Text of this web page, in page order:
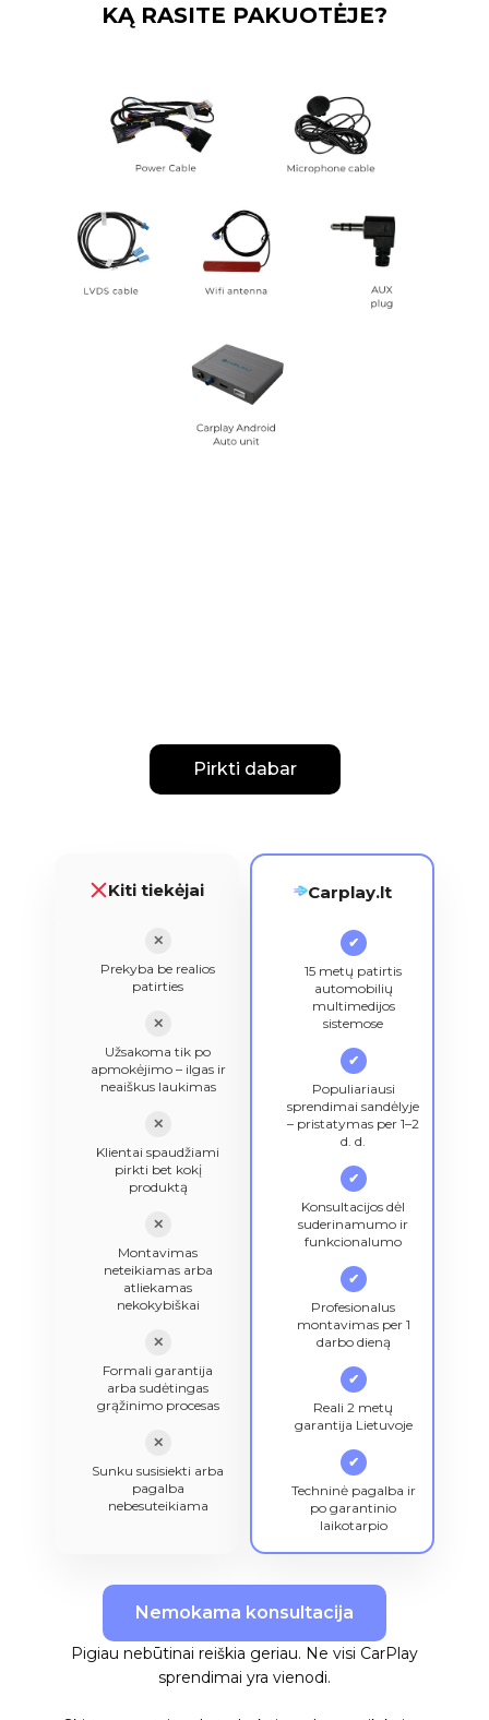
KĄ RASITE PAKUOTĖJE?
Pirkti dabar
Kiti tiekėjai
✕
Prekyba be realios
patirties
✕
Užsakoma tik po
apmokėjimo – ilgas ir
neaiškus laukimas
✕
Klientai spaudžiami
pirkti bet kokį
produktą
✕
Montavimas
neteikiamas arba
atliekamas
nekokybiškai
✕
Formali garantija
arba sudėtingas
grąžinimo procesas
✕
Sunku susisiekti arba
pagalba
nebesuteikiama
Carplay.lt
✔
15 metų patirtis
automobilių
multimedijos
sistemose
✔
Populiariausi
sprendimai sandėlyje
– pristatymas per 1–2
d. d.
✔
Konsultacijos dėl
suderinamumo ir
funkcionalumo
✔
Profesionalus
montavimas per 1
darbo dieną
✔
Reali 2 metų
garantija Lietuvoje
✔
Techninė pagalba ir
po garantinio
laikotarpio
Nemokama konsultacija
Pigiau nebūtinai reiškia geriau. Ne visi CarPlay
sprendimai yra vienodi.